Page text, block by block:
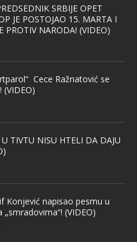
SRBIJE OPET
JE POSTOJAO 15. MARTA I
PROTIV NARODA! (VIDEO)
Cece Ražnatović se
U TIVTU NISU HTELI DA DAJU
Konjević napisao pesmu u
(VIDEO)